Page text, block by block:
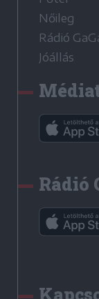
Nőileg
Rádió
Jóállás
Rádió